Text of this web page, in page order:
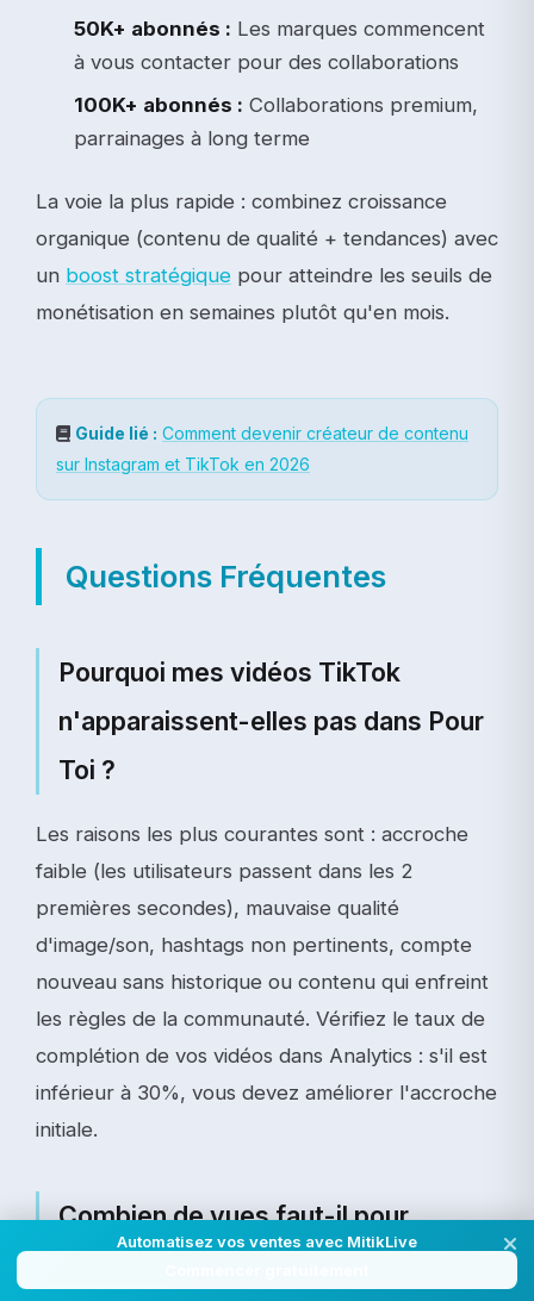
50K+ abonnés : Les marques commencent
à vous contacter pour des collaborations
100K+ abonnés : Collaborations premium,
parrainages à long terme
La voie la plus rapide : combinez croissance
organique (contenu de qualité + tendances) avec
un boost stratégique pour atteindre les seuils de
monétisation en semaines plutôt qu'en mois.
Guide lié : Comment devenir créateur de contenu
sur Instagram et TikTok en 2026
Questions Fréquentes
Pourquoi mes vidéos TikTok
n'apparaissent-elles pas dans Pour
Toi ?
Les raisons les plus courantes sont : accroche
faible (les utilisateurs passent dans les 2
premières secondes), mauvaise qualité
d'image/son, hashtags non pertinents, compte
nouveau sans historique ou contenu qui enfreint
les règles de la communauté. Vérifiez le taux de
complétion de vos vidéos dans Analytics : s'il est
inférieur à 30%, vous devez améliorer l'accroche
initiale.
Combien de vues faut-il pour
Automatisez vos ventes avec MitikLive